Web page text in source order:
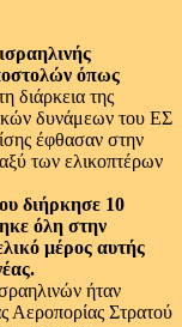
όπως
διάρκεια της
δυνάμεων του ΕΣ
έφθασαν στην
των ελικοπτέρων
διήρκησε 10
όλη στην
μέρος αυτής
ήταν
Αεροπορίας Στρατού